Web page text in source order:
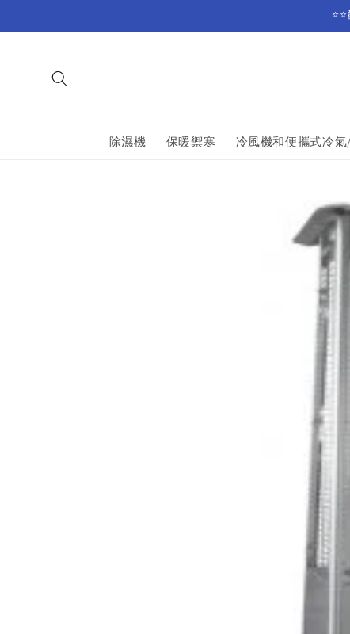
除濕機 保暖禦寒 冷風機和便攜式冷氣